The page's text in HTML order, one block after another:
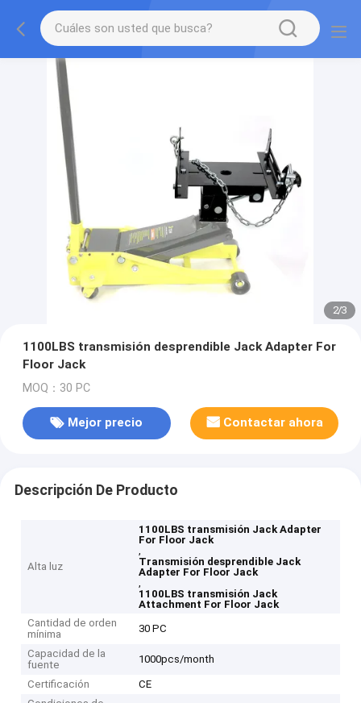
2/3
1100LBS transmisión desprendible Jack Adapter For
Floor Jack
MOQ：30 PC
Mejor precio Contactar ahora
Descripción De Producto
Alta luz
1100LBS transmisión Jack Adapter
For Floor Jack
,
Transmisión desprendible Jack
Adapter For Floor Jack
,
1100LBS transmisión Jack
Attachment For Floor Jack
Cantidad de orden
mínima
30 PC
Capacidad de la
fuente
1000pcs/month
Certificación
CE